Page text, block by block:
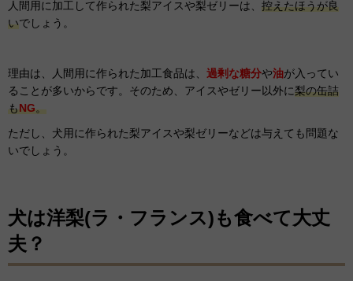
人間用に加工して作られた梨アイスや梨ゼリーは、 控えたほうが良
いでしょう。
理由は、人間用に作られた加工食品は、 過剰な糖分や油が入ってい
ることが多いからです。そのため、アイスやゼリー以外に梨の缶詰
もNG。
ただし、犬用に作られた梨アイスや梨ゼリーなどは与えても問題な
いでしょう。
犬は洋梨(ラ・フランス)も食べて大丈
夫？